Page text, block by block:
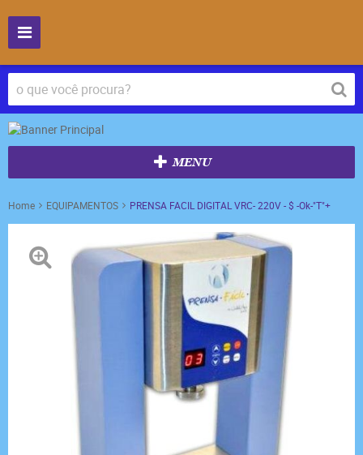
MENU
Home EQUIPAMENTOS PRENSA FACIL DIGITAL VRC- 220V - $ -Ok-"T"+